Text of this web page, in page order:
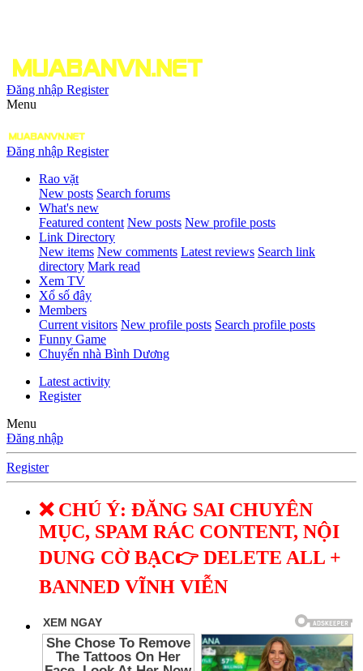
Đăng nhập Register
Menu
Đăng nhập Register
Rao vặt
New posts Search forums
What's new
Featured content New posts New profile posts
Link Directory
New items New comments Latest reviews Search link
directory Mark read
Xem TV
Xổ số đây
Members
Current visitors New profile posts Search profile posts
Funny Game
Chuyển nhà Bình Dương
Latest activity
Register
Menu
Đăng nhập
Register
❌ CHÚ Ý: ĐĂNG SAI CHUYÊN
MỤC, SPAM RÁC CONTENT, NỘI
DUNG CỜ BẠC👉 DELETE ALL +
BANNED VĨNH VIỄN